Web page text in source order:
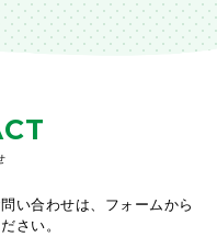
い合わせは、フォームから
さい。